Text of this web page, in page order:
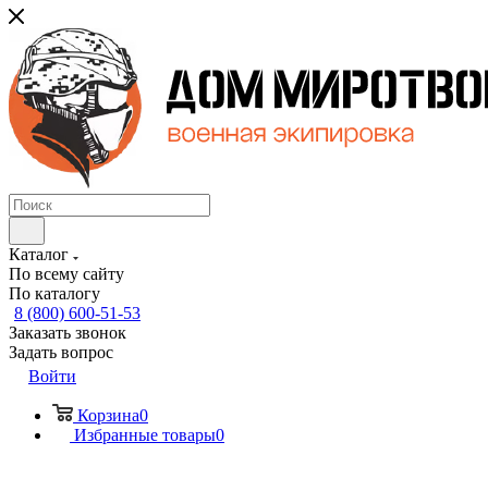
Каталог
По всему сайту
По каталогу
8 (800) 600-51-53
Заказать звонок
Задать вопрос
Войти
Корзина0
Избранные товары0